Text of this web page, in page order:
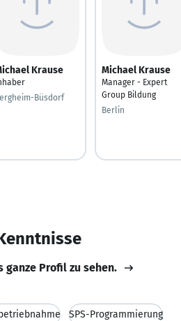
Krause
Büsdorf
Michael Krause
Manager - Expert
Group Bildung
Berlin
ganze Profil zu sehen.
SPS-Programmierung